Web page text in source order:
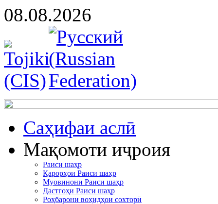
08.08.2026
Cаҳифаи аслӣ
Мақомоти иҷроия
Раиси шаҳр
Қарорҳои Раиси шаҳр
Муовинони Раиси шаҳр
Дастгоҳи Раиси шаҳр
Роҳбарони воҳидҳои сохторӣ